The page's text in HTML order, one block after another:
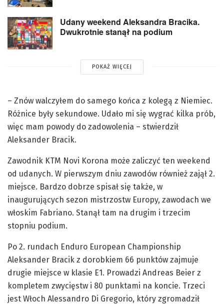
Udany weekend Aleksandra Bracika.
Dwukrotnie stanął na podium
POKAŻ WIĘCEJ
– Znów walczyłem do samego końca z kolegą z Niemiec.
Różnice były sekundowe. Udało mi się wygrać kilka prób,
więc mam powody do zadowolenia – stwierdził
Aleksander Bracik.
Zawodnik KTM Novi Korona może zaliczyć ten weekend
od udanych. W pierwszym dniu zawodów również zajął 2.
miejsce. Bardzo dobrze spisał się także, w
inaugurujących sezon mistrzostw Europy, zawodach we
włoskim Fabriano. Stanął tam na drugim i trzecim
stopniu podium.
Po 2. rundach Enduro European Championship
Aleksander Bracik z dorobkiem 66 punktów zajmuje
drugie miejsce w klasie E1. Prowadzi Andreas Beier z
kompletem zwycięstw i 80 punktami na koncie. Trzeci
jest Włoch Alessandro Di Gregorio, który zgromadził